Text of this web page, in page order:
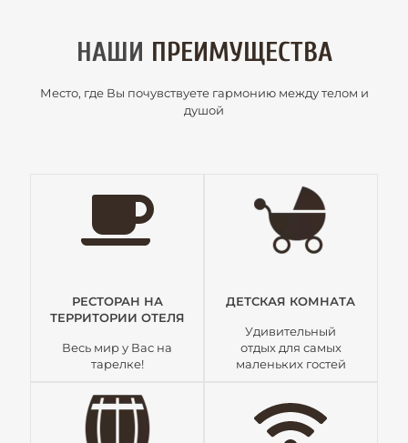
НАШИ ПРЕИМУЩЕСТВА
Место, где Вы почувствуете гармонию между телом и
душой
РЕСТОРАН НА
ТЕРРИТОРИИ ОТЕЛЯ
Весь мир у Вас на
тарелке!
ДЕТСКАЯ КОМНАТА
Удивительный
отдых для самых
маленьких гостей